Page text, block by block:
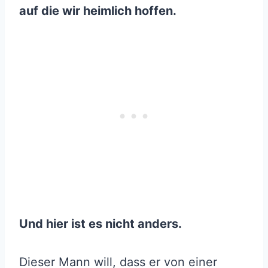
auf die wir heimlich hoffen.
Und hier ist es nicht anders.
Dieser Mann will, dass er von einer